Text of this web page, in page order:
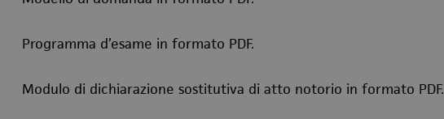
Programma d’esame in formato PDF.
Modulo di dichiarazione sostitutiva di atto notorio in formato PDF.